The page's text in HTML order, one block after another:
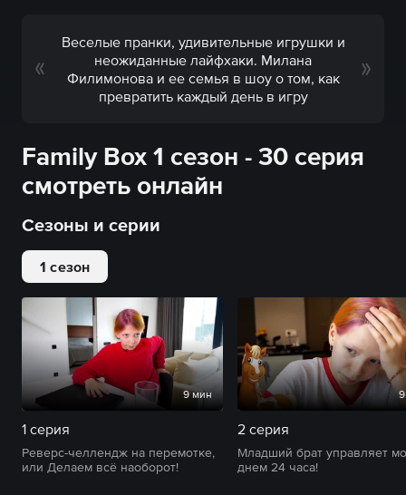
Веселые пранки, удивительные игрушки и
неожиданные лайфхаки. Милана
Филимонова и ее семья в шоу о том, как
превратить каждый день в игру
Family Box 1 сезон - 30 серия
смотреть онлайн
Сезоны и серии
1 сезон
9 мин
1 серия
Реверс-челлендж на перемотке,
или Делаем всё наоборот!
2 серия
Младший брат управляет
днем 24 часа!